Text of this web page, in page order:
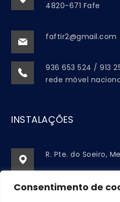
Consentimento de
4820-671 Fafe
faftir2@gmail.com
936 653 524 / 913
rede móvel
INSTALAÇÕES
R. Pte. do Soeiro,
faftir2@gmail.com